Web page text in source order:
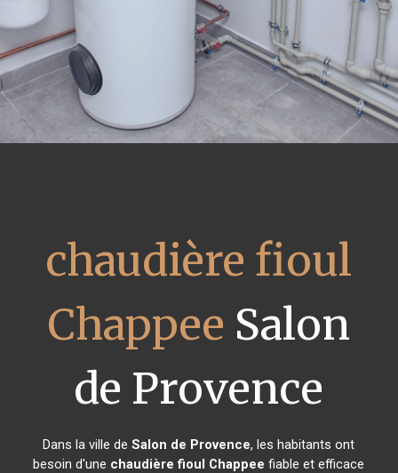
chaudière fioul
Chappee Salon
de Provence
Dans la ville deSalon de Provence, les habitants ont
besoin d'une chaudière fioul Chappee fiable et efficace